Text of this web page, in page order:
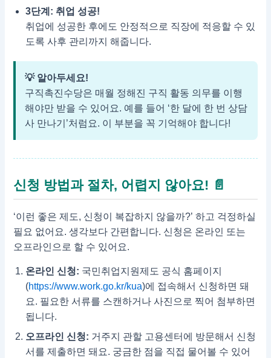
3단계: 취업 성공!
취업에 성공한 후에도 안정적으로 직장에 적응할 수 있
도록 사후 관리까지 해줍니다.
💡 알아두세요!
구직촉진수당은 매월 정해진 구직 활동 의무를 이행
해야만 받을 수 있어요. 예를 들어 ‘한 달에 한 번 상담
사 만나기’처럼요. 이 부분을 꼭 기억해야 합니다!
신청 방법과 절차, 어렵지 않아요! 📄
‘이런 좋은 제도, 신청이 복잡하지 않을까?’ 하고 걱정하실
필요 없어요. 생각보다 간편합니다. 신청은 온라인 또는
오프라인으로 할 수 있어요.
온라인 신청: 국민취업지원제도 공식 홈페이지
(https://www.work.go.kr/kua)에 접속해서 신청하면 돼
요. 필요한 서류를 스캔하거나 사진으로 찍어 첨부하면
됩니다.
오프라인 신청: 거주지 관할 고용센터에 방문해서 신청
서를 제출하면 돼요. 궁금한 점을 직접 물어볼 수 있어